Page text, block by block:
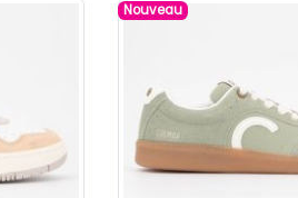
Nouveau